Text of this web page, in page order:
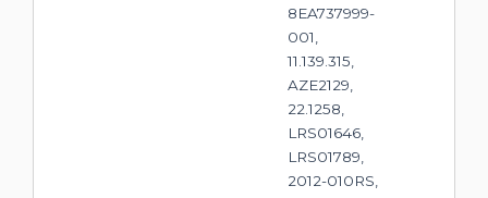
8EA737999-
001,
11.139.315,
AZE2129,
22.1258,
LRS01646,
LRS01789,
2012-010RS,